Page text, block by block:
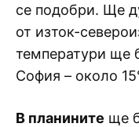
се подобри. Ще
от изток-
температури ще
София – около
В планините ще